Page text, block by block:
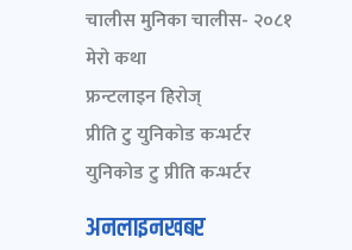
चालीस मुनिका चालीस- २०८१
मेरो कथा
फ्रन्टलाइन हिरोज्
प्रीति टु युनिकोड कन्भर्टर
युनिकोड टु प्रीति कन्भर्टर
अनलाइनखबर